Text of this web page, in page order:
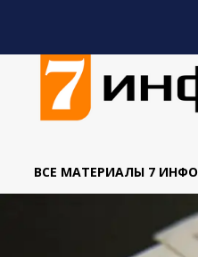
ВСЕ МАТЕРИАЛЫ 7 ИНФО